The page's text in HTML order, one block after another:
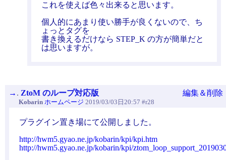
これを使えば色々出来ると思います。
個人的にあまり使い勝手が良くないので、ち
ょっとタグを
書き換えるだけなら STEP_K の方が簡単だと
は思いますが。
→ . ZtoM のループ対応版
Kobarin ホームページ 2019/03/03日20:57 #r28
編集＆削除
プラグイン置き場にて公開しました。
http://hwm5.gyao.ne.jp/kobarin/kpi/kpi.htm
http://hwm5.gyao.ne.jp/kobarin/kpi/